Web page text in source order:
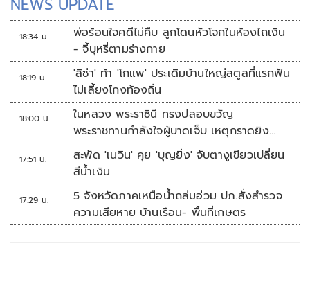
NEWS UPDATE
18:34 น.
พ่อร้อนใจคดีไม่คืบ ลูกโดนหัวโจกในห้องไถเงิน
- จี้บุหรี่ตามร่างกาย
18:19 น.
'ลิซ่า' ท้า 'โกแพ' ประเดิมบ้านใหญ่สตูลที่แรกฟัน
ไม่เลี้ยงโกงท้องถิ่น
18:00 น.
ในหลวง พระราชินี ทรงปลอบขวัญ
พระราชทานกำลังใจผู้บาดเจ็บ เหตุกราดยิง
รร.เทพศิรินทร์นนทบุรี
17:51 น.
สะพัด 'เนวิน' คุย 'บุญยิ่ง' จับตางูเขียวเปลี่ยน
สีน้ำเงิน
17:29 น.
5 จังหวัดภาคเหนือน้ำถล่มอ่วม ปภ.สั่งสำรวจ
ความเสียหาย บ้านเรือน- พื้นที่เกษตร